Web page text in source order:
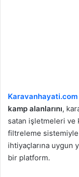
Karavanhayati.com
kamp alanlarını,
satan işletmeleri ve
filtreleme
ihtiyaçlarına uygun
bir platform.